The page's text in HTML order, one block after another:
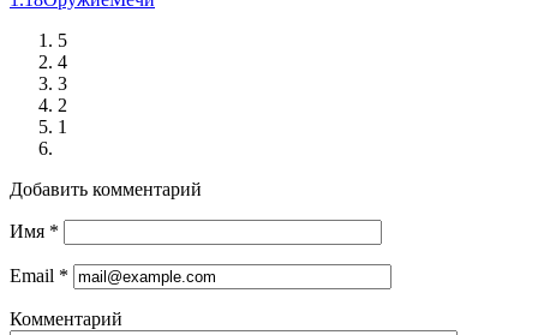
5
4
3
2
1
Добавить комментарий
Имя *
Email *
Комментарий